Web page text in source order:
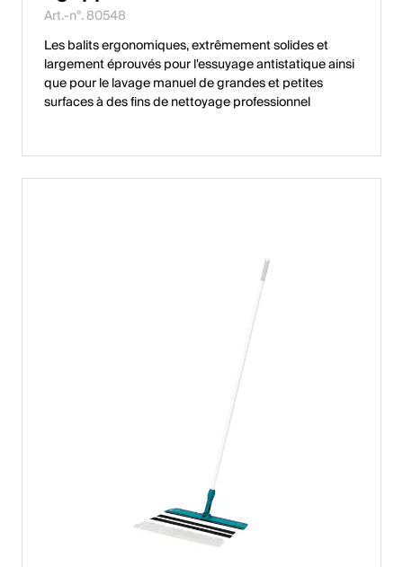
Art.-n°. 80548
Les balits ergonomiques, extrêmement solides et
largement éprouvés pour l'essuyage antistatique ainsi
que pour le lavage manuel de grandes et petites
surfaces à des fins de nettoyage professionnel